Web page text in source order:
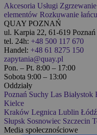
Akcesoria Usługi
elementów Rozkuwanie
QUAY POZNAŃ
ul. Karpia 22, 61-619 Poznań
tel. 24h: +48 500 117 670
Handel: +48 61 8275 150
zapytania@quay.pl
Pon. – Pt. 8:00 – 17:00
Sobota 9:00 – 13:00
Oddziały
Poznań Suchy Las Białystok
Kielce
Kraków Legnica Lublin Łódź
Słupsk Sosnowiec Szczecin
Media społecznościowe